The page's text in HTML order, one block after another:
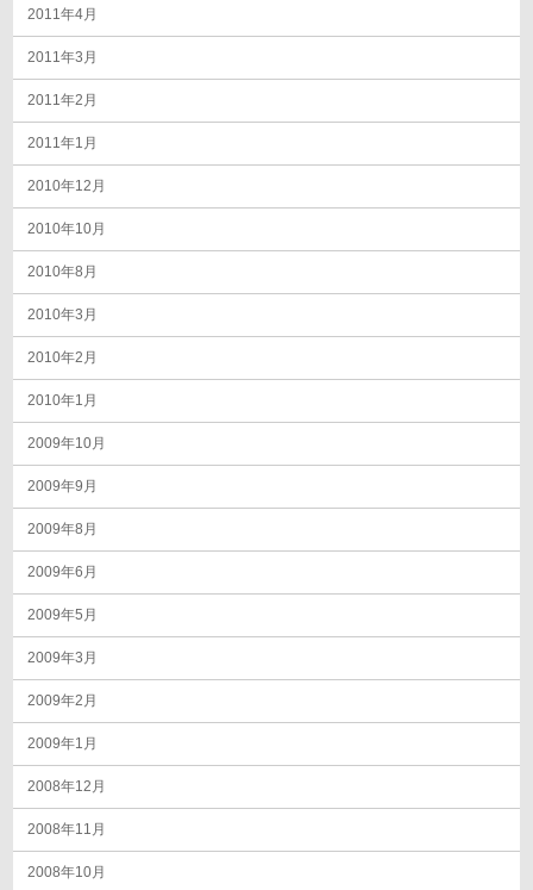
2011年4月
2011年3月
2011年2月
2011年1月
2010年12月
2010年10月
2010年8月
2010年3月
2010年2月
2010年1月
2009年10月
2009年9月
2009年8月
2009年6月
2009年5月
2009年3月
2009年2月
2009年1月
2008年12月
2008年11月
2008年10月